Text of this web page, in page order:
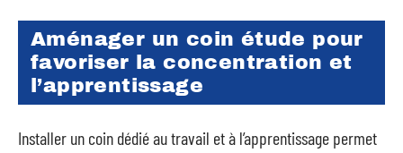
Aménager un coin étude pour
favoriser la concentration et
l’apprentissage
Installer un coin dédié au travail et à l’apprentissage permet